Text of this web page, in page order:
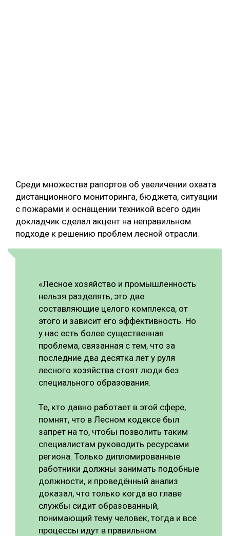
Среди множества рапортов об увеличении охвата
дистанционного мониторинга, бюджета, ситуации
с пожарами и оснащении техникой всего один
докладчик сделал акцент на неправильном
подходе к решению проблем лесной отрасли.
«Лесное хозяйство и промышленность
нельзя разделять, это две
составляющие целого комплекса, от
этого и зависит его эффективность. Но
у нас есть более существенная
проблема, связанная с тем, что за
последние два десятка лет у руля
лесного хозяйства стоят люди без
специального образования.
Те, кто давно работает в этой сфере,
помнят, что в Лесном кодексе был
запрет на то, чтобы позволить таким
специалистам руководить ресурсами
региона. Только дипломированные
работники должны занимать подобные
должности, и проведённый анализ
доказал, что только когда во главе
службы сидит образованный,
понимающий тему человек, тогда и все
процессы идут в правильном